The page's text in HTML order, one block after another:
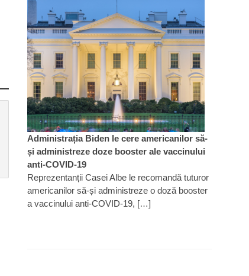
Administrația Biden le cere americanilor să-
și administreze doze booster ale vaccinului
anti-COVID-19
Reprezentanții Casei Albe le recomandă tuturor
americanilor să-și administreze o doză booster
a vaccinului anti-COVID-19, […]